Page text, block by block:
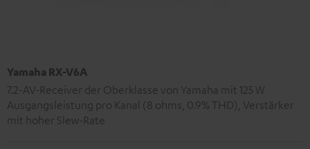
Yamaha RX-V6A
7.2-AV-Receiver der Oberklasse von Yamaha mit 125 W
Ausgangsleistung pro Kanal (8 ohms, 0.9% THD), Verstärker
mit hoher Slew-Rate